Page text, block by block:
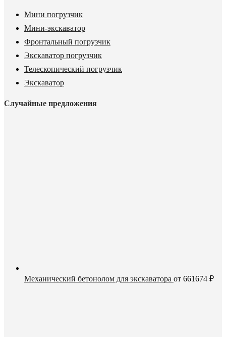
Мини погрузчик
Мини-экскаватор
Фронтальный погрузчик
Экскаватор погрузчик
Телескопический погрузчик
Экскаватор
Случайные предложения
Механический бетонолом для экскаватора от 661674 ₽